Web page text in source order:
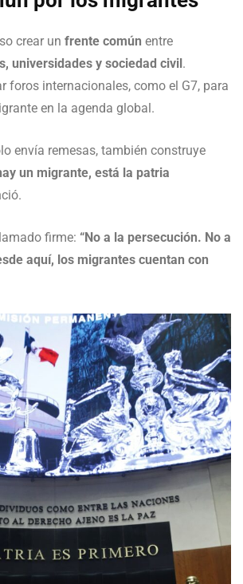
crear un frente común entre
universidades y sociedad civil.
foros internacionales, como el G7, para
en la agenda global.
envía remesas, también construye
un migrante, está la patria
firme: “No a la persecución. No a
aquí, los migrantes cuentan con